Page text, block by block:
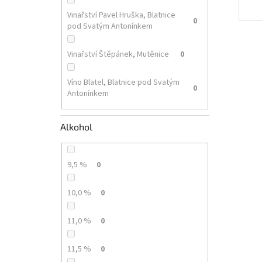
Vinařství Pavel Hruška, Blatnice
pod Svatým Antonínkem
0
Vinařství Štěpánek, Mutěnice 0
Víno Blatel, Blatnice pod Svatým
Antonínkem
0
Alkohol
9,5 % 0
10,0 % 0
11,0 % 0
11,5 % 0